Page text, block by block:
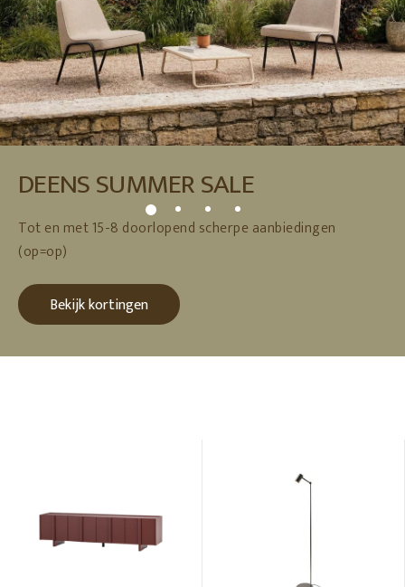
DEENS SUMMER SALE
Tot en met 15-8 doorlopend scherpe aanbiedingen
(op=op)
Bekijk kortingen